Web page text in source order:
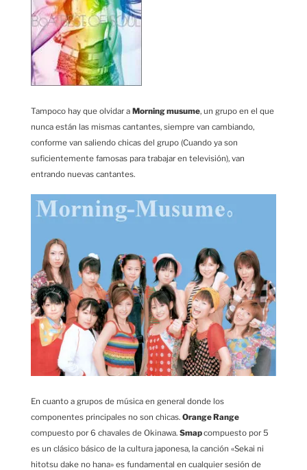
Tampoco hay que olvidar a Morning musume, un grupo en el que
nunca están las mismas cantantes, siempre van cambiando,
conforme van saliendo chicas del grupo (Cuando ya son
suficientemente famosas para trabajar en televisión), van
entrando nuevas cantantes.
En cuanto a grupos de música en general donde los
componentes principales no son chicas. Orange Range
compuesto por 6 chavales de Okinawa. Smapcompuesto por 5
es un clásico básico de la cultura japonesa, la canción «Sekai ni
hitotsu dake no hana» es fundamental en cualquier sesión de